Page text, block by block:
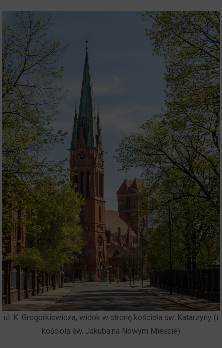
ul. K. Gregorkiewicza, widok w stronę kościoła św. Katarzyny (i
kościoła św. Jakuba na Nowym Mieście)